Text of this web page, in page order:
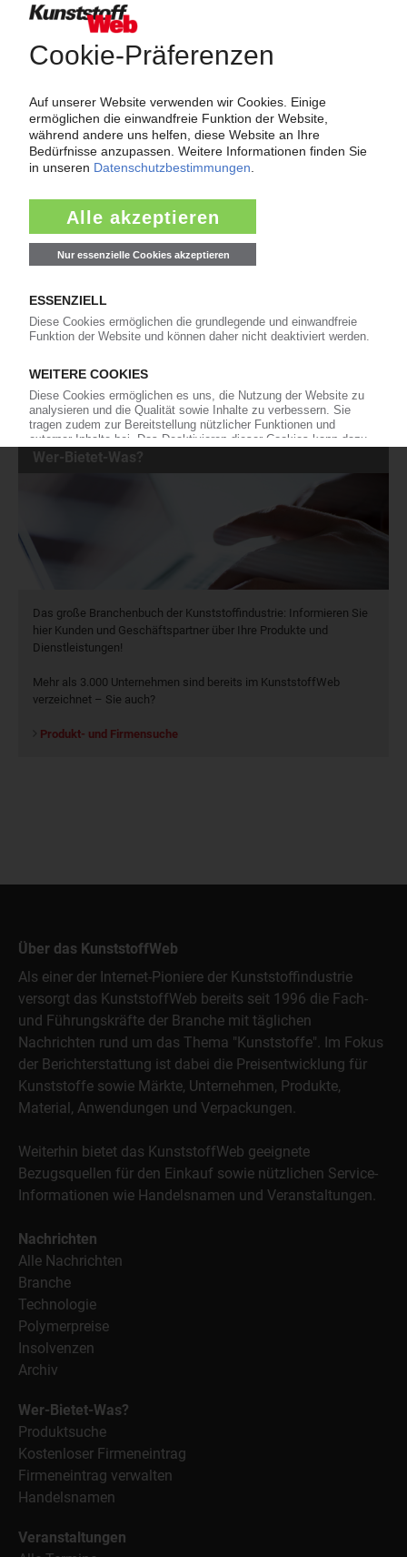
Lochplatten
Polyamid-Platten
PVC-Profile
Kunststoff-Fertigerzeugnisse
Sonstige Fertigerzeugnisse aus Kunststoff
Wer-Bietet-Was?
Das große Branchenbuch der Kunststoffindustrie: Informieren Sie
hier Kunden und Geschäftspartner über Ihre Produkte und
Dienstleistungen!
Mehr als 3.000 Unternehmen sind bereits im KunststoffWeb
verzeichnet – Sie auch?
Produkt- und Firmensuche
Über das KunststoffWeb
Als einer der Internet-Pioniere der Kunststoffindustrie
versorgt das KunststoffWeb bereits seit 1996 die Fach-
und Führungskräfte der Branche mit täglichen
Nachrichten rund um das Thema "Kunststoffe". Im Fokus
der Berichterstattung ist dabei die Preisentwicklung für
Kunststoffe sowie Märkte, Unternehmen, Produkte,
Material, Anwendungen und Verpackungen.
Weiterhin bietet das KunststoffWeb geeignete
Bezugsquellen für den Einkauf sowie nützlichen Service-
Informationen wie Handelsnamen und Veranstaltungen.
Nachrichten
Alle Nachrichten
Branche
Technologie
Polymerpreise
Insolvenzen
Archiv
Wer-Bietet-Was?
Produktsuche
Kostenloser Firmeneintrag
Firmeneintrag verwalten
Handelsnamen
Veranstaltungen